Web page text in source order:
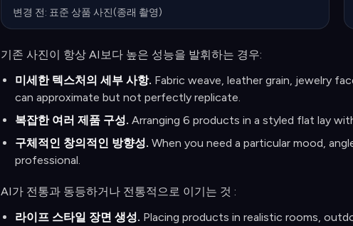
변경 전: 표준 상품 사진(종래 촬영)
기존 사진이 항상 AI보다 높은 성능을 발휘하는 경우:
미세한 텍스처의 세부 사항. Fabric weave, leather grain, jewelry
can approximate but not perfectly replicate.
복잡한 여러 제품 구성. Arranging 6 products in a styled flat lay
구체적인 창의적인 방향성. When you need a particular mood,
professional.
AI가 전통과 동등하거나 전통적으로 이기는 것 :
라이프 스타일 장면 생성. Placing products in realistic rooms,